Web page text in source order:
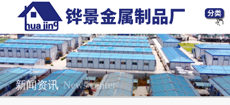
新闻资讯 News center